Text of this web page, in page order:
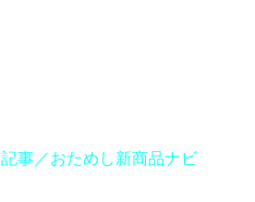
記事／おためし新商品ナビ